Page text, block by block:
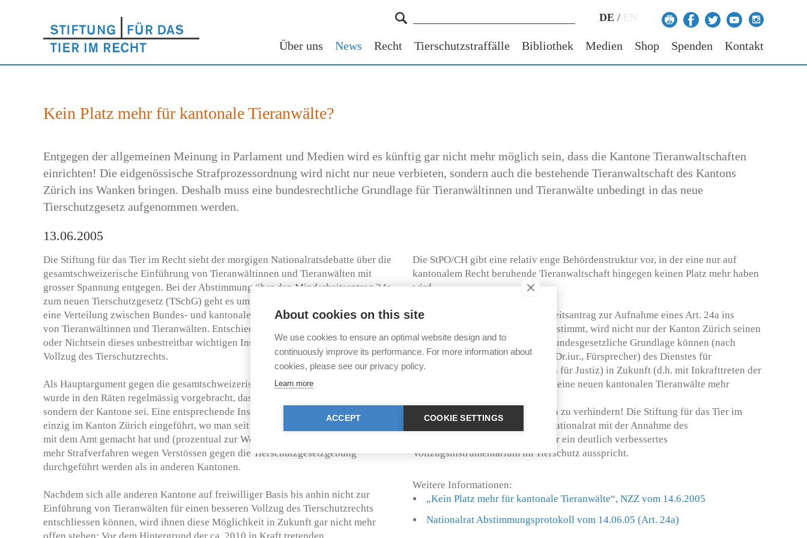
DE / EN
Über uns News Recht Tierschutzstraffälle Bibliothek Medien Shop Spenden Kontakt
Kein Platz mehr für kantonale Tieranwälte?
Entgegen der allgemeinen Meinung in Parlament und Medien wird es künftig gar nicht mehr möglich sein, dass die Kantone Tieranwaltschaften
einrichten! Die eidgenössische Strafpro­zessord­nung wird nicht nur neue verbieten, sondern auch die bestehende Tieranwaltschaft des Kan­tons
Zürich ins Wanken bringen. Deshalb muss eine bundesrechtliche Grundlage für Tieranwältinnen und Tieranwälte unbedingt in das neue
Tierschutzgesetz aufgenommen werden.
13.06.2005
Die Stiftung für das Tier im Recht sieht der morgigen Nationalratsdebatte über die
gesamtschweizerische Einführung von Tieranwältinnen und Tieranwälten mit
grosser Spannung entgegen. Bei der Abstimmung über den Minderheitsantrag 24a
zum neuen Tierschutzgesetz (TSchG) geht es um wesentlich mehr als bloss um
eine Verteilung zwischen Bundes- und kantonalen Kompetenzen zur Einführung
von Tieranwältinnen und Tieranwälten. Entschie­den wird über das generelle Sein
oder Nichtsein dieses unbestreitbar wichtigen Instrumentes für einen besseren
Vollzug des Tierschutzrechts.
Als Hauptargument gegen die gesamtschweizerische Einführung von Tieranwälten
wurde in den Räten regelmässig vorgebracht, dass dies nicht Sache des Bundes,
sondern der Kantone sei. Eine entsprechende Institution wurde bislang jedoch
einzig im Kanton Zürich eingeführt, wo man seit 1992 hervorragende Erfahrungen
mit dem Amt gemacht hat und (prozentual zur Wohnbevölkerung) bis zu 50mal
mehr Strafverfahren wegen Verstössen gegen die Tier­schutzgesetzgebung
durchgeführt werden als in anderen Kantonen.
Nachdem sich alle anderen Kantone auf freiwilliger Basis bis anhin nicht zur
Einführung von Tieran­wälten für einen besseren Vollzug des Tierschutzrechts
entschliessen können, wird ihnen diese Möglichkeit in Zukunft gar nicht mehr
Die StPO/CH gibt eine relativ enge Behördenstruktur vor, in der eine nur auf
kantonalem Recht beruhende Tieranwaltschaft hingegen keinen Platz mehr haben
wird.
Falls das Parlament dem Minder­heitsantrag zur Aufnahme eines Art. 24a ins
revidierte TSchG morgen nicht zustimmt, wird nicht nur der Kanton Zürich seinen
Tier­anwalt verlieren. Ohne eine bundesgesetzliche Grundlage können (nach
Auskunft von Peter Goldschmid (Dr.iur., Fürsprecher) des Dienstes für
Strafprozessrecht des Bundesamts für Justiz) in Zu­kunft (d.h. mit Inkrafttreten der
eidgenössischen StPO/CH) auch keine neuen kantonalen Tieranwälte mehr
Dies gilt es unter allen Umständen zu ver­hindern! Die Stiftung für das Tier im
Recht hofft daher, dass sich der Nationalrat mit der Annahme des
Minderheitsantrags 24a TSchG für ein deutlich verbessertes
Vollzugsinstrumentarium im Tierschutz ausspricht.
Weitere Informationen:
„Kein Platz mehr für kantonale Tieranwälte“, NZZ vom 14.6.2005
Nationalrat Abstimmungsprotokoll vom 14.06.05 (Art. 24a)
About cookies on this site
We use cookies to ensure an optimal website design and to
continuously improve its performance. For more information about
cookies, please see our privacy policy.
Learn more
ACCEPT COOKIE SETTINGS